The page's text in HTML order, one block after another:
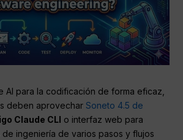
AI para la codificación de forma eficaz,
deben aprovechar Soneto 4.5 de
Claude CLI o interfaz web para
de ingeniería de varios pasos y flujos